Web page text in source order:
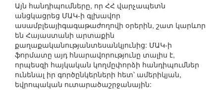
Այն հանդիպումները, որ ՀՀ վարչապետն
անցկացրեց ՄԱԿ-ի գլխավոր
ասամբլեայիգագաթաժողովի օրերին, շատ կարևոր
են Հայաստանի արտաքին
քաղաքականությանտեսանկյունից: ՄԱԿ-ի
ֆորմատը այդ հնարավորությունը տալիս է,
որպեսզի հայկական կողմըփորձի հանդիպումներ
ունենալ իր գործընկերների հետ՝ ամերիկյան,
եվրոպական ուտարածաշրջանային: